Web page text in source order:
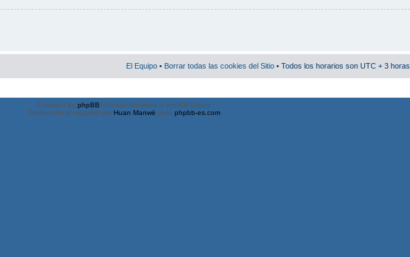
El Equipo • Borrar todas las cookies del Sitio • Todos los horarios son UTC + 3 horas
Powered by phpBB® Forum Software © phpBB Group
Traducción al español por Huan Manwë para phpbb-es.com